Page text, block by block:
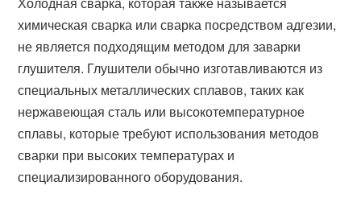
химическая сварка или сварка посредством адгезии,
не является подходящим методом для заварки
глушителя. Глушители обычно изготавливаются из
специальных металлических сплавов, таких как
нержавеющая сталь или высокотемпературное
сплавы, которые требуют использования методов
сварки при высоких температурах и
специализированного оборудования.